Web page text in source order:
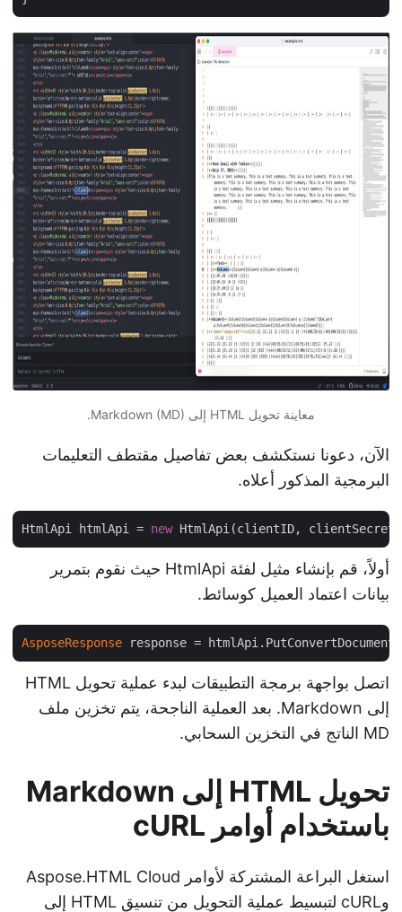
معاينة تحويل HTML إلى Markdown (MD).
الآن، دعونا نستكشف بعض تفاصيل مقتطف التعليمات
البرمجية المذكور أعلاه.
HtmlApi htmlApi = new
أولاً، قم بإنشاء مثيل لفئة HtmlApi حيث نقوم بتمرير
بيانات اعتماد العميل كوسائط.
AsposeResponse
اتصل بواجهة برمجة التطبيقات لبدء عملية تحويل HTML
إلى Markdown. بعد العملية الناجحة، يتم تخزين ملف
MD الناتج في التخزين السحابي.
تحويل HTML إلى Markdown
باستخدام أوامر cURL
استغل البراعة المشتركة لأوامر Aspose.HTML Cloud
وcURL لتبسيط عملية التحويل من تنسيق HTML إلى